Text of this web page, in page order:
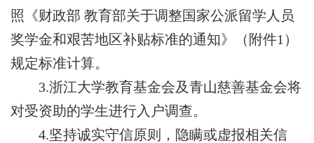
照《财政部 教育部关于调整国家公派留学人员
奖学金和艰苦地区补贴标准的通知》
（ 附件1 ）
规定标准计算。
3.浙江大学教育基金会及青山慈善基金会将
对受资助的学生进行入户调查。
4.坚持诚实守信原则，隐瞒或虚报相关信